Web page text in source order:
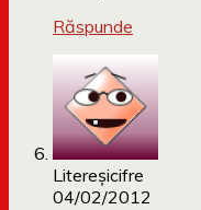
Răspunde
Litereşicifre
04/02/2012